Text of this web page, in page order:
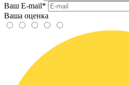
Ваш E-mail*
Ваша оценка